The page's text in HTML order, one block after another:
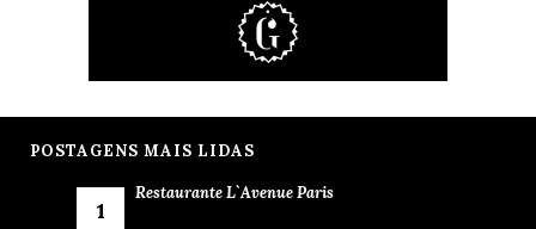
POSTAGENS MAIS LIDAS
Restaurante L`Avenue Paris